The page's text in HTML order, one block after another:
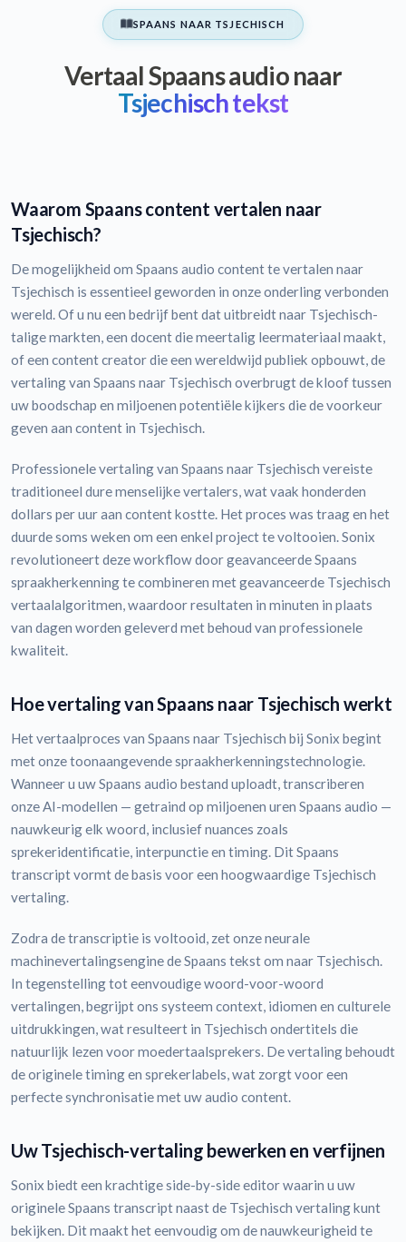
SPAANS NAAR TSJECHISCH
Vertaal Spaans audio naar
Tsjechisch tekst
Waarom Spaans content vertalen naar
Tsjechisch?
De mogelijkheid om Spaans audio content te vertalen naar
Tsjechisch is essentieel geworden in onze onderling verbonden
wereld. Of u nu een bedrijf bent dat uitbreidt naar Tsjechisch-
talige markten, een docent die meertalig leermateriaal maakt,
of een content creator die een wereldwijd publiek opbouwt, de
vertaling van Spaans naar Tsjechisch overbrugt de kloof tussen
uw boodschap en miljoenen potentiële kijkers die de voorkeur
geven aan content in Tsjechisch.
Professionele vertaling van Spaans naar Tsjechisch vereiste
traditioneel dure menselijke vertalers, wat vaak honderden
dollars per uur aan content kostte. Het proces was traag en het
duurde soms weken om een enkel project te voltooien. Sonix
revolutioneert deze workflow door geavanceerde Spaans
spraakherkenning te combineren met geavanceerde Tsjechisch
vertaalalgoritmen, waardoor resultaten in minuten in plaats
van dagen worden geleverd met behoud van professionele
kwaliteit.
Hoe vertaling van Spaans naar Tsjechisch werkt
Het vertaalproces van Spaans naar Tsjechisch bij Sonix begint
met onze toonaangevende spraakherkenningstechnologie.
Wanneer u uw Spaans audio bestand uploadt, transcriberen
onze AI-modellen — getraind op miljoenen uren Spaans audio —
nauwkeurig elk woord, inclusief nuances zoals
sprekeridentificatie, interpunctie en timing. Dit Spaans
transcript vormt de basis voor een hoogwaardige Tsjechisch
vertaling.
Zodra de transcriptie is voltooid, zet onze neurale
machinevertalingsengine de Spaans tekst om naar Tsjechisch.
In tegenstelling tot eenvoudige woord-voor-woord
vertalingen, begrijpt ons systeem context, idiomen en culturele
uitdrukkingen, wat resulteert in Tsjechisch ondertitels die
natuurlijk lezen voor moedertaalsprekers. De vertaling behoudt
de originele timing en sprekerlabels, wat zorgt voor een
perfecte synchronisatie met uw audio content.
Uw Tsjechisch-vertaling bewerken en verfijnen
Sonix biedt een krachtige side-by-side editor waarin u uw
originele Spaans transcript naast de Tsjechisch vertaling kunt
bekijken. Dit maakt het eenvoudig om de nauwkeurigheid te